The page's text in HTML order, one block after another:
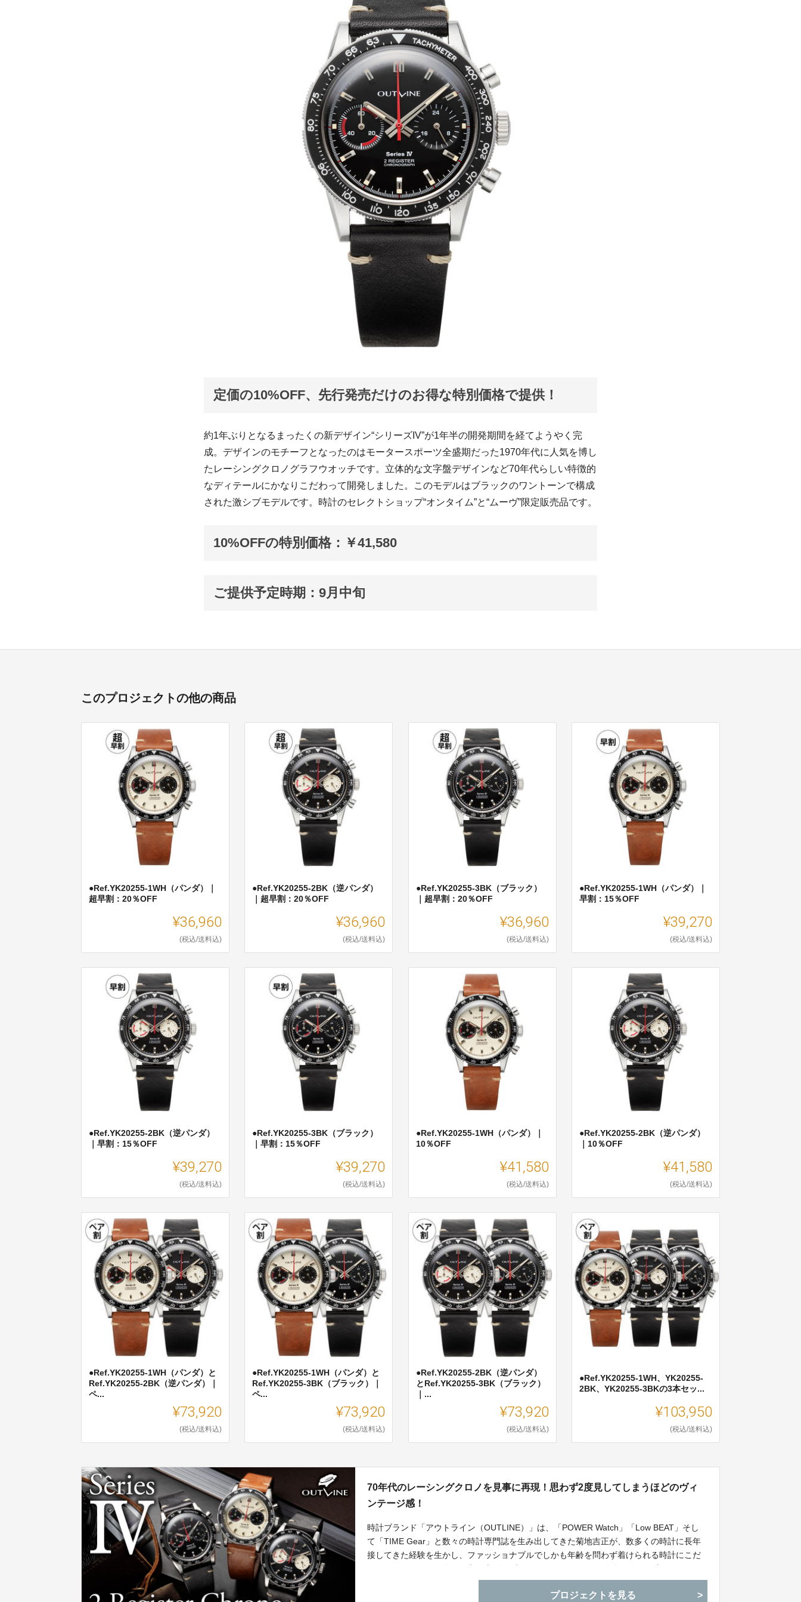
定価の10%OFF、先行発売だけのお得な特別価格で提供！
約1年ぶりとなるまったくの新デザイン“シリーズIV”が1年半の開発期間を経てようやく完
成。デザインのモチーフとなったのはモータースポーツ全盛期だった1970年代に人気を博し
たレーシングクロノグラフウオッチです。立体的な文字盤デザインなど70年代らしい特徴的
なディテールにかなりこだわって開発しました。このモデルはブラックのワントーンで構成
された激シブモデルです。時計のセレクトショップ“オンタイム”と“ムーヴ”限定販売品です。
10%OFFの特別価格：￥41,580
ご提供予定時期：9月中旬
このプロジェクトの他の商品
●Ref.YK20255-1WH（パンダ）｜
超早割：20％OFF
¥36,960
(税込/送料込)
●Ref.YK20255-2BK（逆パンダ）
｜超早割：20％OFF
¥36,960
(税込/送料込)
●Ref.YK20255-3BK（ブラック）
｜超早割：20％OFF
¥36,960
(税込/送料込)
●Ref.YK20255-1WH（パンダ）｜
早割：15％OFF
¥39,270
(税込/送料込)
●Ref.YK20255-2BK（逆パンダ）
｜早割：15％OFF
¥39,270
(税込/送料込)
●Ref.YK20255-3BK（ブラック）
｜早割：15％OFF
¥39,270
(税込/送料込)
●Ref.YK20255-1WH（パンダ）｜
10％OFF
¥41,580
(税込/送料込)
●Ref.YK20255-2BK（逆パンダ）
｜10％OFF
¥41,580
(税込/送料込)
●Ref.YK20255-1WH（パンダ）と
Ref.YK20255-2BK（逆パンダ）｜
ペ...
¥73,920
(税込/送料込)
●Ref.YK20255-1WH（パンダ）と
Ref.YK20255-3BK（ブラック）｜
ペ...
¥73,920
(税込/送料込)
●Ref.YK20255-2BK（逆パンダ）
とRef.YK20255-3BK（ブラック）
｜...
¥73,920
(税込/送料込)
●Ref.YK20255-1WH、YK20255-
2BK、YK20255-3BKの3本セッ...
¥103,950
(税込/送料込)
70年代のレーシングクロノを見事に再現！思わず2度見してしまうほどのヴィ
ンテージ感！
時計ブランド「アウトライン（OUTLINE）」は、「POWER Watch」「Low BEAT」そし
て「TIME Gear」と数々の時計専門誌を生み出してきた菊地吉正が、数多くの時計に長年
接してきた経験を生かし、ファッショナブルでしかも年齢を問わず着けられる時計にこだ
ンです。25〜10％OFFの特別価格にて先行予約の受け付けを開始します。
プロジェクトを見る